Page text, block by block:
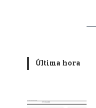
Última hora